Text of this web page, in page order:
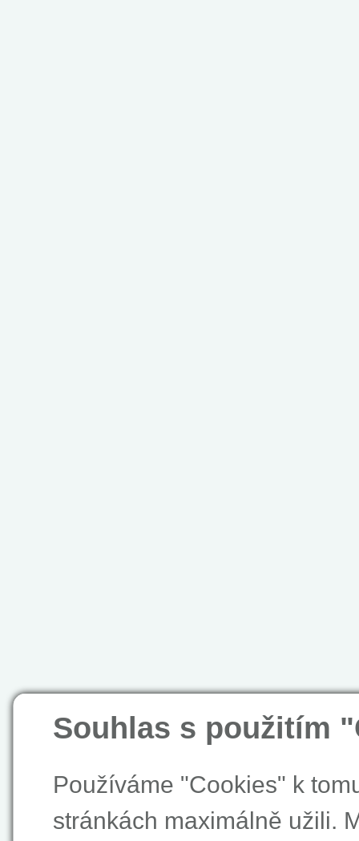
Souhlas s použitím
Používáme "Cookies" k
stránkách maximálně užili.